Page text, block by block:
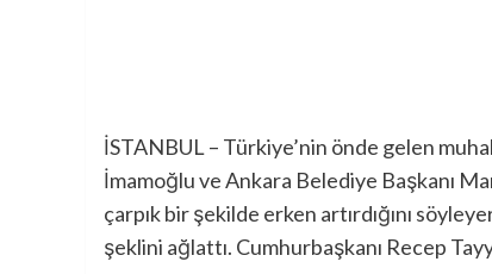
İSTANBUL – Türkiye’nin önde gelen
İmamoğlu ve Ankara Belediye Başkanı
çarpık bir şekilde erken artırdığını
şeklini ağlattı. Cumhurbaşkanı Recep